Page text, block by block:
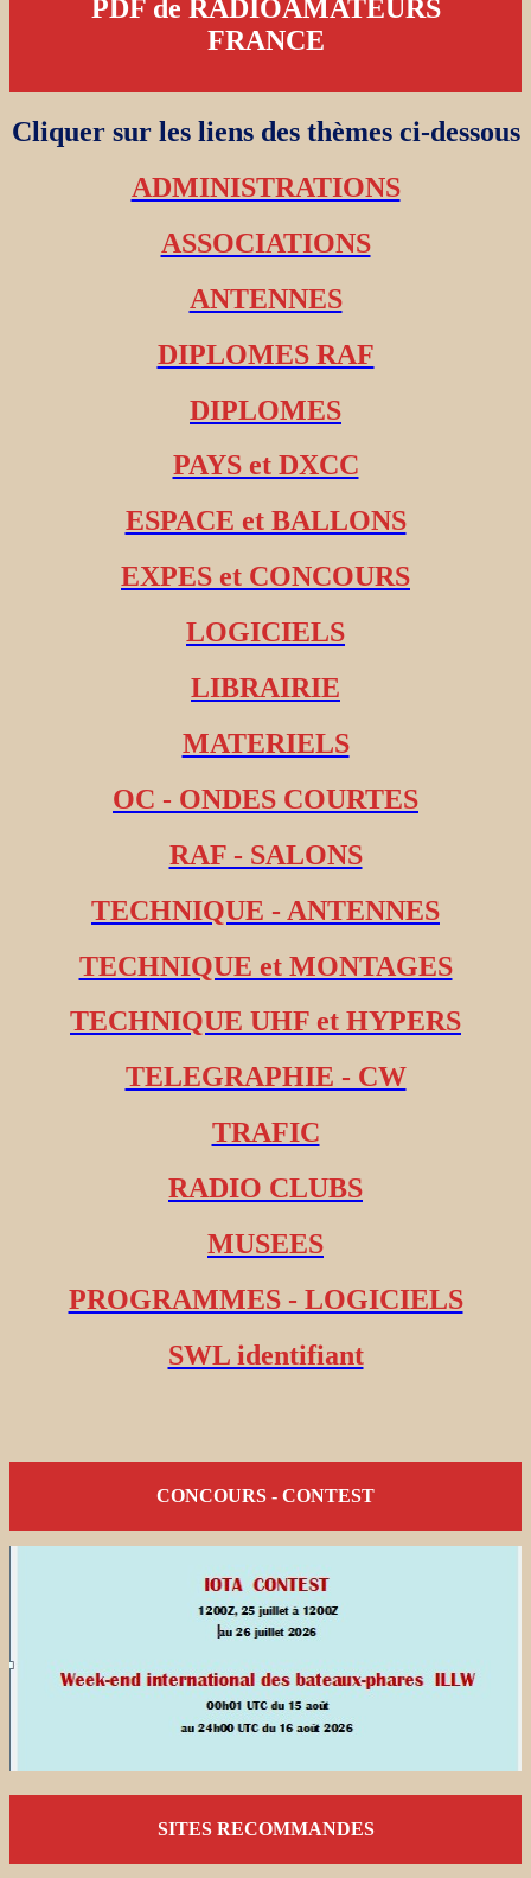
PDF de RADIOAMATEURS
FRANCE
Cliquer sur les liens des thèmes ci-dessous
ADMINISTRATIONS
ASSOCIATIONS
ANTENNES
DIPLOMES RAF
DIPLOMES
PAYS et DXCC
ESPACE et BALLONS
EXPES et CONCOURS
LOGICIELS
LIBRAIRIE
MATERIELS
OC - ONDES COURTES
RAF - SALONS
TECHNIQUE - ANTENNES
TECHNIQUE et MONTAGES
TECHNIQUE UHF et HYPERS
TELEGRAPHIE - CW
TRAFIC
RADIO CLUBS
MUSEES
PROGRAMMES - LOGICIELS
SWL identifiant
CONCOURS - CONTEST
SITES RECOMMANDES